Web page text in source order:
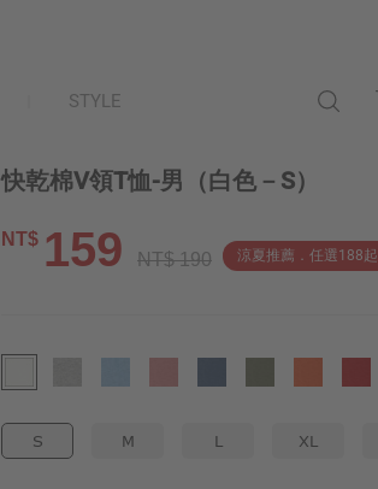
STYLE
快乾棉V領T恤-男 （白色－S）
NT$ 159 NT$ 190 涼夏推薦．任選188起
S M L XL